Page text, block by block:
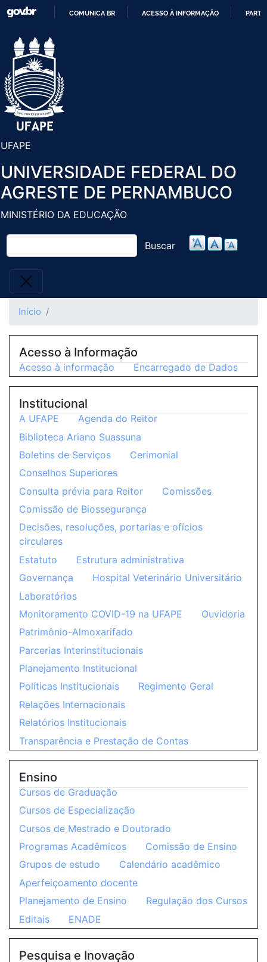
Pular
COMUNICA BR ACESSO À INFORMAÇÃO
UFAPE
UNIVERSIDADE FEDERAL DO
AGRESTE DE PERNAMBUCO
MINISTÉRIO DA EDUCAÇÃO
Buscar
Início
Acesso à Informação
Acesso à informação Encarregado de Dados
Institucional
A UFAPE
Agenda do Reitor
Biblioteca Ariano Suassuna
Boletins de Serviços
Cerimonial
Conselhos Superiores
Consulta prévia para Reitor
Comissões
Comissão de Biossegurança
Decisões, resoluções, portarias e ofícios
circulares
Estatuto
Estrutura administrativa
Governança
Hospital Veterinário Universitário
Laboratórios
Monitoramento COVID-19 na UFAPE
Ouvidoria
Patrimônio-Almoxarifado
Parcerias Interinstitucionais
Planejamento Institucional
Políticas Institucionais
Regimento Geral
Relações Internacionais
Relatórios Institucionais
Transparência e Prestação de Contas
Ensino
Cursos de Graduação
Cursos de Especialização
Cursos de Mestrado e Doutorado
Programas Acadêmicos
Comissão de Ensino
Grupos de estudo
Calendário acadêmico
Aperfeiçoamento docente
Planejamento de Ensino
Regulação dos Cursos
Editais
ENADE
Pesquisa e Inovação